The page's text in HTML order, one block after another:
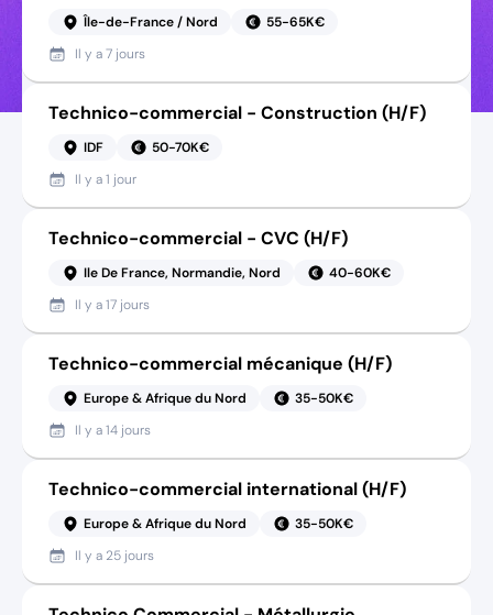
Île-de-France / Nord
55-65K€
Il y a7 jours
Technico-commercial - Construction (H/F)
IDF
50-70K€
Il y a1 jour
Technico-commercial - CVC (H/F)
Ile De France, Normandie, Nord
40-60K€
Il y a17 jours
Technico-commercial mécanique (H/F)
Europe & Afrique du Nord
35-50K€
Il y a14 jours
Technico-commercial international (H/F)
Europe & Afrique du Nord
35-50K€
Il y a 25 jours